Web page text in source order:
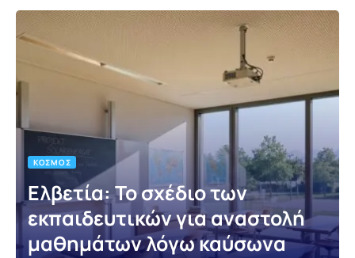
ΚΌΣΜΟΣ
Ελβετία: Το σχέδιο των
εκπαιδευτικών για αναστολή
μαθημάτων λόγω καύσωνα